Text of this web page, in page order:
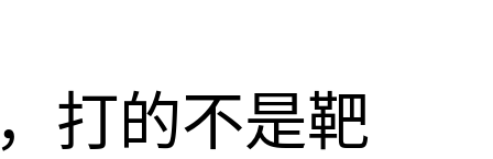
打的不是靶